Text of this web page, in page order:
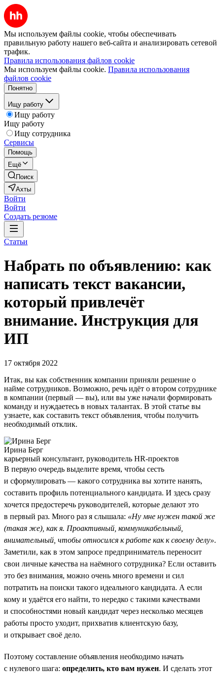
Мы используем файлы cookie, чтобы обеспечивать
правильную работу нашего веб-сайта и анализировать сетевой
трафик.
Правила использования файлов cookie
Мы используем файлы cookie. Правила использования
файлов cookie
Понятно
Ищу работу
Ищу работу
Ищу работу
Ищу сотрудника
Сервисы
Помощь
Ещё
Поиск
Ахты
Войти
Войти
Создать резюме
Статьи
Набрать по объявлению: как
написать текст вакансии,
который привлечёт
внимание. Инструкция для
ИП
17 октября 2022
Итак, вы как собственник компании приняли решение о
найме сотрудников. Возможно, речь идёт о втором сотруднике
в компании (первый — вы), или вы уже начали формировать
команду и нуждаетесь в новых талантах. В этой статье вы
узнаете, как составить текст объявления, чтобы получить
необходимый отклик.
Ирина Берг
карьерный консультант, руководитель HR-проектов
В первую очередь выделите время, чтобы сесть
и сформулировать — какого сотрудника вы хотите нанять,
составить профиль потенциального кандидата. И здесь сразу
хочется предостеречь руководителей, которые делают это
в первый раз. Много раз я слышала: «Ну мне нужен такой же
(такая же), как я. Проактивный, коммуникабельный,
внимательный, чтобы относился к работе как к своему делу».
Заметили, как в этом запросе предприниматель переносит
свои личные качества на наёмного сотрудника? Если оставить
это без внимания, можно очень много времени и сил
потратить на поиски такого идеального кандидата. А если
кому и удаётся его найти, то нередко с такими качествами
и способностями новый кандидат через несколько месяцев
работы просто уходит, прихватив клиентскую базу,
и открывает своё дело.
Поэтому составление объявления необходимо начать
с нулевого шага: определить, кто вам нужен. И сделать этот